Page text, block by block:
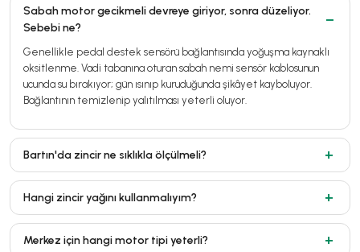
Sabah motor gecikmeli devreye giriyor, sonra düzeliyor.
Sebebi ne?
Genellikle pedal destek sensörü bağlantısında yoğuşma kaynaklı
oksitlenme. Vadi tabanına oturan sabah nemi sensör kablosunun
ucunda su bırakıyor; gün ısınıp kuruduğunda şikâyet kayboluyor.
Bağlantının temizlenip yalıtılması yeterli oluyor.
Bartın'da zincir ne sıklıkla ölçülmeli?
Hangi zincir yağını kullanmalıyım?
Merkez için hangi motor tipi yeterli?